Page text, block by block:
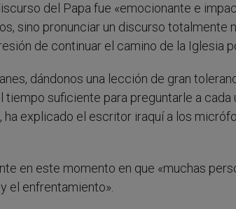
del Papa fue «emocionante e
sino pronunciar un discurso totalmente
de continuar el camino de la Iglesia
dándonos una lección de gran
tiempo suficiente para preguntarle a cada
explicado el escritor iraquí a los
en este momento en que «muchas
el enfrentamiento».